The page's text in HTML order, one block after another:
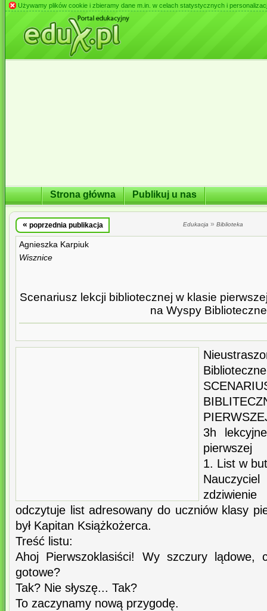
Używamy plików cookie i zbieramy dane m.in. w celach statystycznych i
Strona główna Publikuj u nas
« poprzednia publikacja Edukacja » Biblioteka
Agnieszka Karpiuk
Wisznice
Scenariusz lekcji bibliotecznej w klasie
na Wyspy Biblioteczne
Biblioteczne
3h
pierwszej
1. List w
odczytuje list adresowany do uczniów klasy
był Kapitan Książkożerca.
Treść listu:
Ahoj Pierwszoklasiści! Wy szczury lądowe,
gotowe?
Tak? Nie słyszę... Tak?
To zaczynamy nową przygodę.